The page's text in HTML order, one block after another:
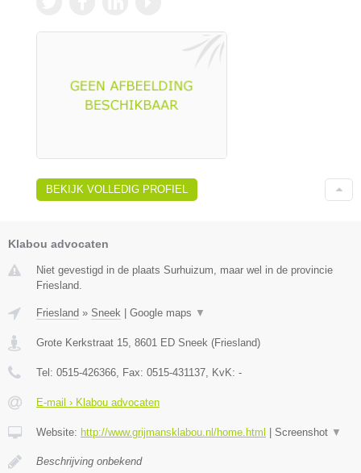
BEKIJK VOLLEDIG PROFIEL
Klabou advocaten
Niet gevestigd in de plaats Surhuizum, maar wel in de provincie
Friesland.
Friesland » Sneek Google maps ▼
Grote Kerkstraat 15, 8601 ED Sneek (Friesland)
Tel: 0515-426366, Fax: 0515-431137, KvK: -
E-mail › Klabou advocaten
Website: http://www.grijmansklabou.nl/home.html Screenshot ▼
Beschrijving onbekend